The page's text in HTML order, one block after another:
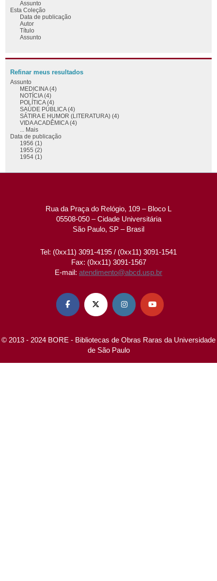
Assunto
Esta Coleção
Data de publicação
Autor
Título
Assunto
Refinar meus resultados
Assunto
MEDICINA (4)
NOTÍCIA (4)
POLÍTICA (4)
SAÚDE PÚBLICA (4)
SÁTIRA E HUMOR (LITERATURA) (4)
VIDA ACADÊMICA (4)
... Mais
Data de publicação
1956 (1)
1955 (2)
1954 (1)
Rua da Praça do Relógio, 109 – Bloco L
05508-050 – Cidade Universitária
São Paulo, SP – Brasil
Tel: (0xx11) 3091-4195 / (0xx11) 3091-1541
Fax: (0xx11) 3091-1567
E-mail: atendimento@abcd.usp.br
   
© 2013 - 2024 BORE - Bibliotecas de Obras Raras da Universidade
de São Paulo